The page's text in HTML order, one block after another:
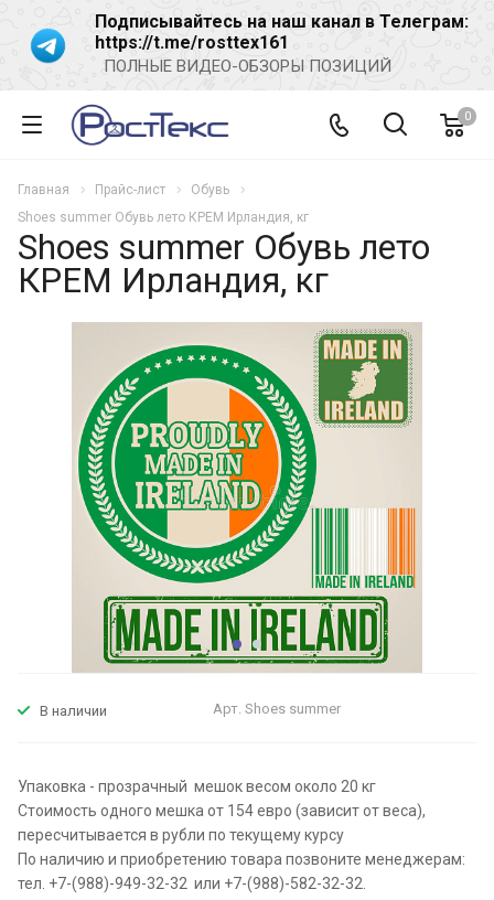
Подписывайтесь на наш канал в Телеграм:
https://t.me/rosttex161
ПОЛНЫЕ ВИДЕО-ОБЗОРЫ ПОЗИЦИЙ
0
Главная Прайс-лист
Обувь
Shoes summer Обувь лето КРЕМ Ирландия, кг
Shoes summer Обувь лето
КРЕМ Ирландия, кг
В наличии Арт. Shoes summer
Упаковка - прозрачный мешок весом около 20 кг
Стоимость одного мешка от 154 евро (зависит от веса),
пересчитывается в рубли по текущему курсу
По наличию и приобретению товара позвоните менеджерам:
тел. +7-(988)-949-32-32 или +7-(988)-582-32-32.